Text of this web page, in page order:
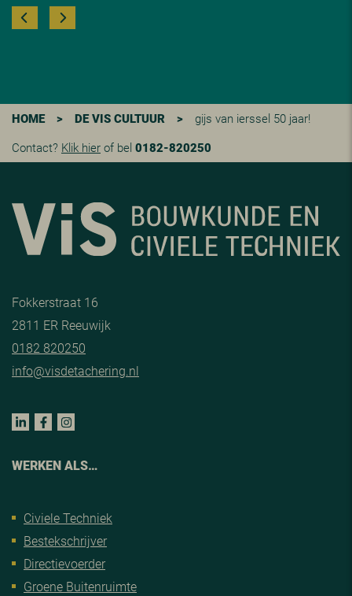
HOME > DE VIS CULTUUR >
gijs van ierssel 50 jaar!
Contact? Klik hier of bel 0182-820250
Fokkerstraat 16
2811 ER Reeuwijk
0182 820250
info@visdetachering.nl
WERKEN ALS…
Civiele Techniek
Bestekschrijver
Directievoerder
Groene Buitenruimte